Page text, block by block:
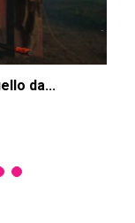
da...